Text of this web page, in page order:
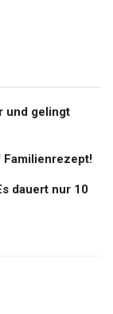
und gelingt
Familienrezept!
dauert nur 10